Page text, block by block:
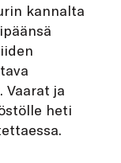
kannalta
ja
heti